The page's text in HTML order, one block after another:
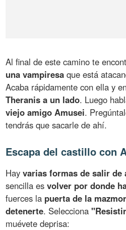
Al final de este camino te
una vampiresa que está
Acaba rápidamente con ella y
Theranis a un lado. Luego
viejo amigo Amusei.
tendrás que sacarle de ahí.
Escapa del castillo con
Hayvarias formas de salir de
sencilla esvolver por donde
fuerces la puerta de la
detenerte. Selecciona
muévete deprisa: